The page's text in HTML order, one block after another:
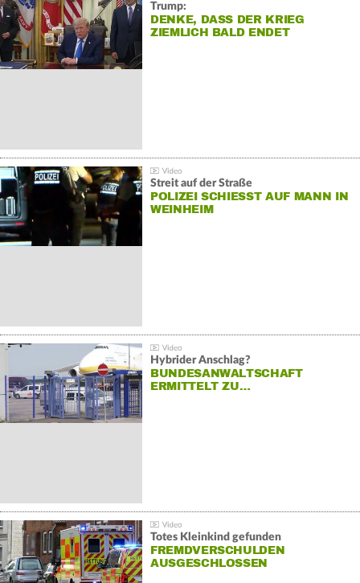
Trump:
DENKE, DASS DER KRIEG
ZIEMLICH BALD ENDET
Streit auf der Straße
POLIZEI SCHIESST AUF MANN IN W
EINHEIM
Hybrider Anschlag?
BUNDESANWALTSCHAFT
ERMITTELT ZU…
Totes Kleinkind gefunden
FREMDVERSCHULDEN
AUSGESCHLOSSEN